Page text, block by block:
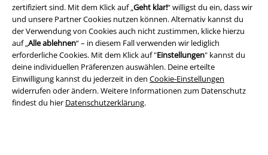
zertifiziert sind. Mit dem Klick auf „Geht klar!“ willigst du ein, dass wir
und unsere Partner Cookies nutzen können. Alternativ kannst du
der Verwendung von Cookies auch nicht zustimmen, klicke hierzu
auf „Alle ablehnen“ – in diesem Fall verwenden wir lediglich
erforderliche Cookies. Mit dem Klick auf "Einstellungen" kannst du
deine individuellen Präferenzen auswählen. Deine erteilte
Einwilligung kannst du jederzeit in den Cookie-Einstellungen
widerrufen oder ändern. Weitere Informationen zum Datenschutz
findest du hier Datenschutzerklärung.
Entsorgung und Umweltschutz
Konformitätserklärung
Information zur Barrierefreiheit
Cookie-Einstellungen